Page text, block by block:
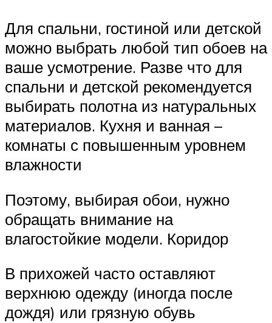
Для спальни, гостиной или детской
можно выбрать любой тип обоев на
ваше усмотрение. Разве что для
спальни и детской рекомендуется
выбирать полотна из натуральных
материалов. Кухня и ванная –
комнаты с повышенным уровнем
влажности
Поэтому, выбирая обои, нужно
обращать внимание на
влагостойкие модели. Коридор
В прихожей часто оставляют
верхнюю одежду (иногда после
дождя) или грязную обувь